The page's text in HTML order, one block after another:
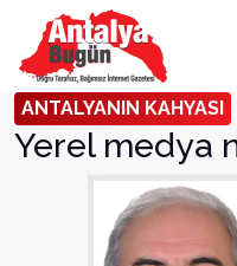
ANTALYANIN KAHYASI
Yerel medya
Arama Yap!